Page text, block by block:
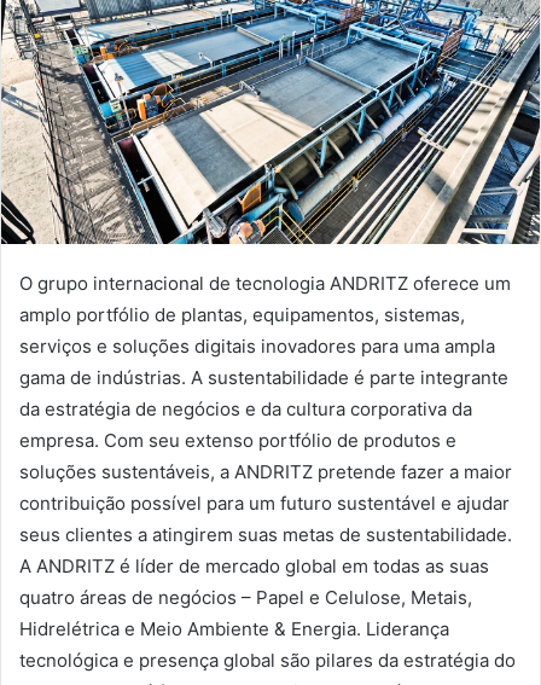
O grupo internacional de tecnologia ANDRITZ oferece um
amplo portfólio de plantas, equipamentos, sistemas,
serviços e soluções digitais inovadores para uma ampla
gama de indústrias. A sustentabilidade é parte integrante
da estratégia de negócios e da cultura corporativa da
empresa. Com seu extenso portfólio de produtos e
soluções sustentáveis, a ANDRITZ pretende fazer a maior
contribuição possível para um futuro sustentável e ajudar
seus clientes a atingirem suas metas de sustentabilidade.
A ANDRITZ é líder de mercado global em todas as suas
quatro áreas de negócios – Papel e Celulose, Metais,
Hidrelétrica e Meio Ambiente & Energia. Liderança
tecnológica e presença global são pilares da estratégia do